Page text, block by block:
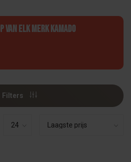
van elk merk Kamado
Filters